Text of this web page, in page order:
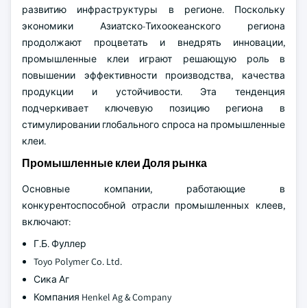
развитию инфраструктуры в регионе. Поскольку
экономики Азиатско-Тихоокеанского региона
продолжают процветать и внедрять инновации,
промышленные клеи играют решающую роль в
повышении эффективности производства, качества
продукции и устойчивости. Эта тенденция
подчеркивает ключевую позицию региона в
стимулировании глобального спроса на промышленные
клеи.
Промышленные клеи Доля рынка
Основные компании, работающие в
конкурентоспособной отрасли промышленных клеев,
включают:
Г.Б. Фуллер
Toyo Polymer Co. Ltd.
Сика Аг
Компания Henkel Ag & Company